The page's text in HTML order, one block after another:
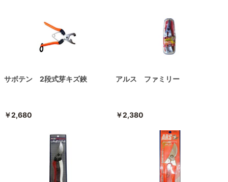
サボテン 2段式芽キズ鋏
￥2,680
アルス ファミリー
￥2,380